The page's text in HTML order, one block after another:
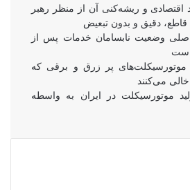
اقتصادی و ریشه‌کنی آن از منظر رهبر
قاطع، دقیق و بدون تبعیض
وضعیت نابسامان خدمات پس از
موتورسیکلت‌های پر زرق‌ و برقی که
می‌کنند
موتورسیکلت در ایران به واسطه